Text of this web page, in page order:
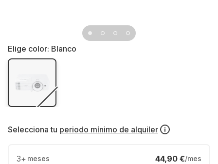
Elige color: Blanco
Selecciona tu periodo mínimo de alquiler
3+ meses 44,90 €/mes